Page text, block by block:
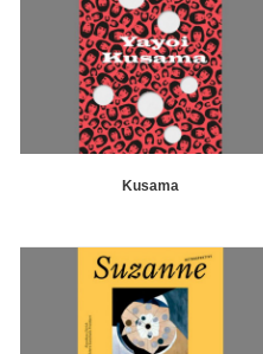
Kusama